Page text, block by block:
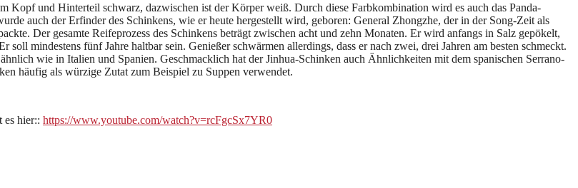
Kopf und Hinterteil schwarz, dazwischen ist der Körper weiß. Durch diese Farbkombination wird es auch das Panda-
auch der Erfinder des Schinkens, wie er heute hergestellt wird, geboren: General Zhongzhe, der in der Song-Zeit als
Der gesamte Reifeprozess des Schinkens beträgt zwischen acht und zehn Monaten. Er wird anfangs in Salz gepökelt,
mindestens fünf Jahre haltbar sein. Genießer schwärmen allerdings, dass er nach zwei, drei Jahren am besten schmeckt.
wie in Italien und Spanien. Geschmacklich hat der Jinhua-Schinken auch Ähnlichkeiten mit dem spanischen Serrano-
häufig als würzige Zutat zum Beispiel zu Suppen verwendet.
es hier:: https://www.youtube.com/watch?v=rcFgcSx7YR0